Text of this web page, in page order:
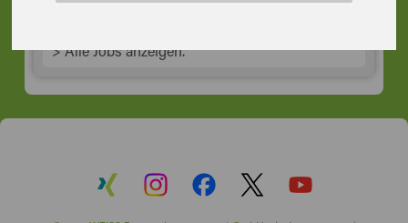
> Alle Jobs anzeigen.